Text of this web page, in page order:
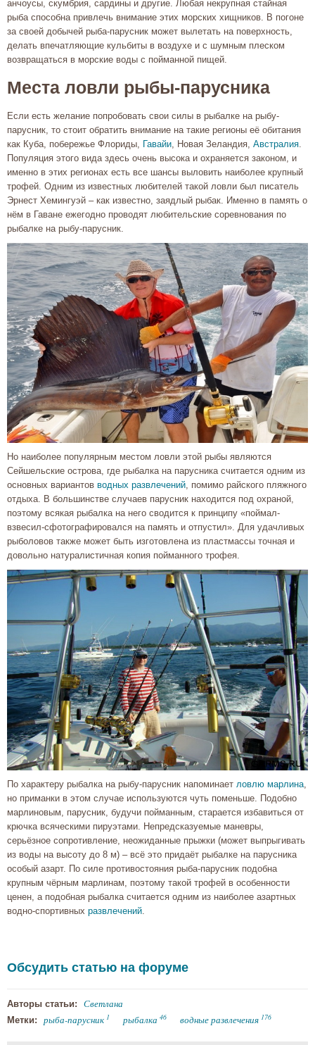
анчоусы, скумбрия, сардины и другие. Любая некрупная стайная
рыба способна привлечь внимание этих морских хищников. В погоне
за своей добычей рыба-парусник может вылетать на поверхность,
делать впечатляющие кульбиты в воздухе и с шумным плеском
возвращаться в морские воды с пойманной пищей.
Места ловли рыбы-парусника
Если есть желание попробовать свои силы в рыбалке на рыбу-
парусник, то стоит обратить внимание на такие регионы её обитания
как Куба, побережье Флориды, Гавайи , Новая Зеландия, Австралия
Популяция этого вида здесь очень высока и охраняется законом, и
именно в этих регионах есть все шансы выловить наиболее крупный
трофей. Одним из известных любителей такой ловли был писатель
Эрнест Хемингуэй – как известно, заядлый рыбак. Именно в память о
нём в Гаване ежегодно проводят любительские соревнования по
рыбалке на рыбу-парусник.
Но наиболее популярным местом ловли этой рыбы являются
Сейшельские острова, где рыбалка на парусника считается одним из
основных вариантов водных развлечений, помимо райского пляжного
отдыха. В большинстве случаев парусник находится под охраной,
поэтому всякая рыбалка на него сводится к принципу «поймал-
взвесил-сфотографировался на память и отпустил». Для удачливых
рыболовов также может быть изготовлена из пластмассы точная и
довольно натуралистичная копия пойманного трофея.
По характеру рыбалка на рыбу-парусник напоминает ловлю марлина,
но приманки в этом случае используются чуть поменьше. Подобно
марлиновым, парусник, будучи пойманным, старается избавиться от
крючка всяческими пируэтами. Непредсказуемые маневры,
серьёзное сопротивление, неожиданные прыжки (может выпрыгивать
из воды на высоту до 8 м) – всё это придаёт рыбалке на парусника
особый азарт. По силе противостояния рыба-парусник подобна
крупным чёрным марлинам, поэтому такой трофей в особенности
ценен, а подобная рыбалка считается одним из наиболее азартных
водно-спортивных развлечений.
Обсудить статью на форуме
Авторы статьи: Светлана
Метки: рыба-парусник 1 рыбалка 46 водные развлечения 176